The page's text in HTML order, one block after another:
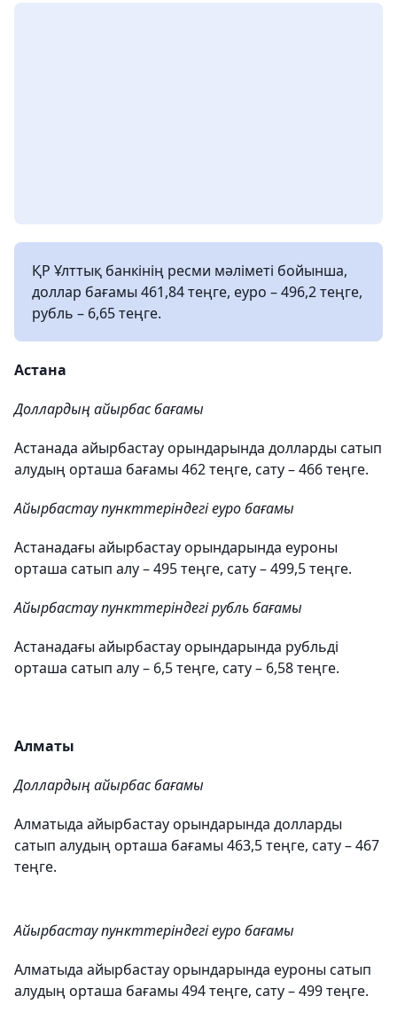
ҚР Ұлттық банкінің ресми мәліметі бойынша,
доллар бағамы 461,84 теңге, еуро – 496,2 теңге,
рубль – 6,65 теңге.
Астана
Доллардың айырбас бағамы
Астанада айырбастау орындарында долларды сатып
алудың орташа бағамы 462 теңге, сату – 466 теңге.
Айырбастау пункттеріндегі еуро бағамы
Астанадағы айырбастау орындарында еуроны
орташа сатып алу – 495 теңге, сату – 499,5 теңге.
Айырбастау пункттеріндегі рубль бағамы
Астанадағы айырбастау орындарында рубльді
орташа сатып алу – 6,5 теңге, сату – 6,58 теңге.
Алматы
Доллардың айырбас бағамы
Алматыда айырбастау орындарында долларды
сатып алудың орташа бағамы 463,5 теңге, сату – 467
теңге.
Айырбастау пункттеріндегі еуро бағамы
Алматыда айырбастау орындарында еуроны сатып
алудың орташа бағамы 494 теңге, сату – 499 теңге.